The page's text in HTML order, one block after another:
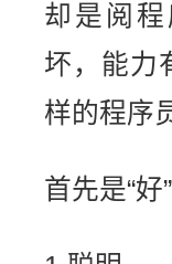
却是阅
坏，能力
样的程序
首先是“